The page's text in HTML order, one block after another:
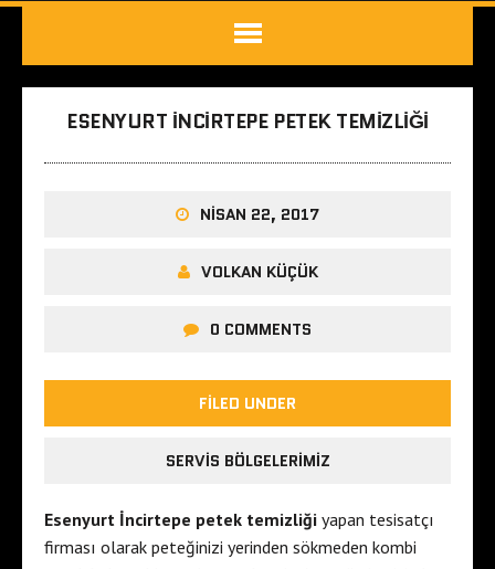
ESENYURT İNCIRTEPE PETEK TEMIZLIĞI
NISAN 22, 2017
VOLKAN KÜÇÜK
0 COMMENTS
FILED UNDER
SERVIS BÖLGELERIMIZ
Esenyurt İncirtepe petek temizliği yapan tesisatçı
firması olarak peteğinizi yerinden sökmeden kombi